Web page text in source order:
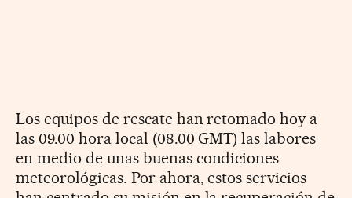
Los equipos de rescate han retomado hoy a
las 09.00 hora local (08.00 GMT) las labores
en medio de unas buenas condiciones
meteorológicas. Por ahora, estos servicios